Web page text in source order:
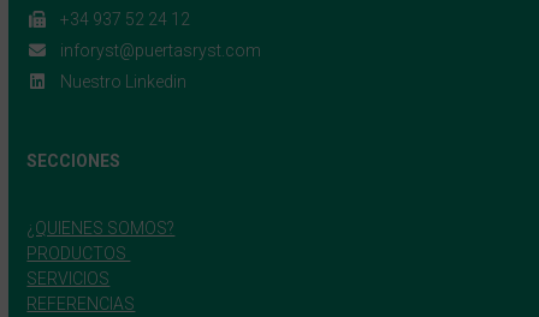
+34 937 52 24 12
inforyst@puertasryst.com
Nuestro Linkedin
SECCIONES
¿QUIENES SOMOS?
PRODUCTOS
SERVICIOS
REFERENCIAS